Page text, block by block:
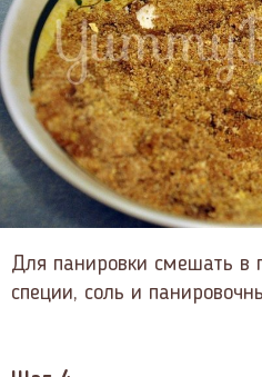
Для панировки смешать в
специи, соль и